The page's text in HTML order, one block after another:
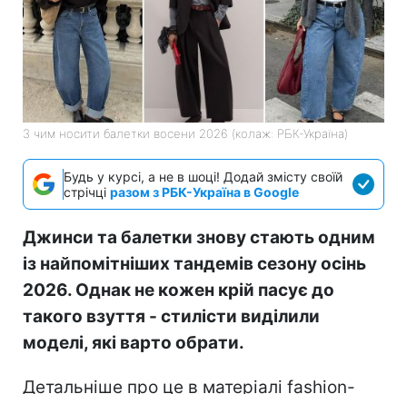
З чим носити балетки восени 2026 (колаж: РБК-Україна)
Будь у курсі, а не в шоці! Додай змісту своїй
стрічці разом з РБК-Україна в Google
Джинси та балетки знову стають одним
із найпомітніших тандемів сезону осінь
2026. Однак не кожен крій пасує до
такого взуття - стилісти виділили
моделі, які варто обрати.
Детальніше про це в матеріалі fashion-